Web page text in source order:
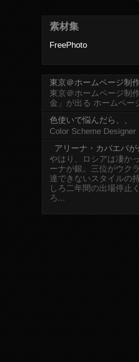
素材集
FreePhoto
東京＠ホームページ制
東京＠ホームページ制
金」が出る ホームペー
色使いで悩んだら、、
Color Scheme Designer
アリーナ・カバエバが
やはり、ロシアは凄か
ーナが銀。三位がウク
達できないスタイルの
しろ二年間の出場停止
ろ...